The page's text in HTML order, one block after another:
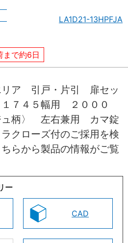
まで約6日
LA1D21-13HPFJA
リア 引戸・片引 扉セッ
７４５幅用 ２０００
柄〉 左右兼用 カマ錠
ローズ付のご採用を検
らから製品の情報がご覧
ー
CAD